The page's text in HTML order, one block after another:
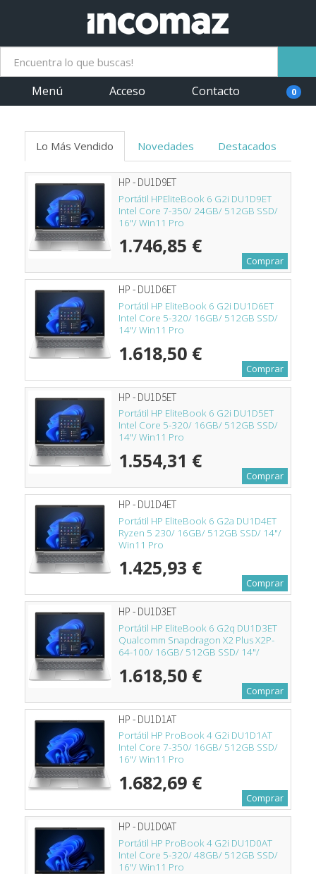
Menú Acceso Contacto 0
Lo Más Vendido Novedades Destacados
HP - DU1D9ET
Portátil HPEliteBook 6 G2i DU1D9ET
Intel Core 7-350/ 24GB/ 512GB SSD/
16"/ Win11 Pro
1.746,85 €
Comprar
HP - DU1D6ET
Portátil HP EliteBook 6 G2i DU1D6ET
Intel Core 5-320/ 16GB/ 512GB SSD/
14"/ Win11 Pro
1.618,50 €
Comprar
HP - DU1D5ET
Portátil HP EliteBook 6 G2i DU1D5ET
Intel Core 5-320/ 16GB/ 512GB SSD/
14"/ Win11 Pro
1.554,31 €
Comprar
HP - DU1D4ET
Portátil HP EliteBook 6 G2a DU1D4ET
Ryzen 5 230/ 16GB/ 512GB SSD/ 14"/
Win11 Pro
1.425,93 €
Comprar
HP - DU1D3ET
Portátil HP EliteBook 6 G2q DU1D3ET
Qualcomm Snapdragon X2 Plus X2P-
64-100/ 16GB/ 512GB SSD/ 14"/
1.618,50 €
Comprar
HP - DU1D1AT
Portátil HP ProBook 4 G2i DU1D1AT
Intel Core 7-350/ 16GB/ 512GB SSD/
16"/ Win11 Pro
1.682,69 €
Comprar
HP - DU1D0AT
Portátil HP ProBook 4 G2i DU1D0AT
Intel Core 5-320/ 48GB/ 512GB SSD/
16"/ Win11 Pro